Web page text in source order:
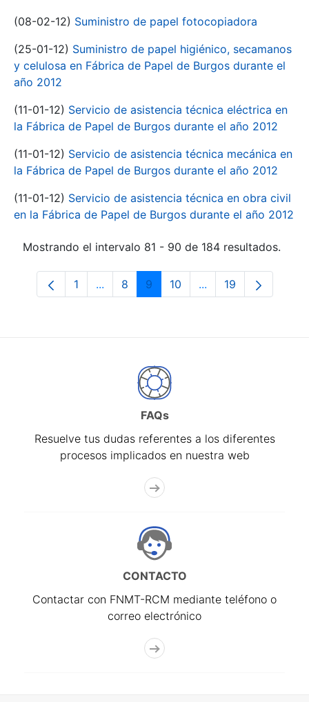
(08-02-12) Suministro de papel fotocopiadora
(25-01-12) Suministro de papel higiénico, secamanos
y celulosa en Fábrica de Papel de Burgos durante el
año 2012
(11-01-12) Servicio de asistencia técnica eléctrica en
la Fábrica de Papel de Burgos durante el año 2012
(11-01-12) Servicio de asistencia técnica mecánica en
la Fábrica de Papel de Burgos durante el año 2012
(11-01-12) Servicio de asistencia técnica en obra civil
en la Fábrica de Papel de Burgos durante el año 2012
Mostrando el intervalo 81 - 90 de 184 resultados.
Página
1 ...Páginas intermedias Use TAB para
Página
8 Página
9 Página
10 ...PáginasPágina
19
FAQs
Resuelve tus dudas referentes a los diferentes
procesos implicados en nuestra web
CONTACTO
Contactar con FNMT-RCM mediante teléfono o
correo electrónico